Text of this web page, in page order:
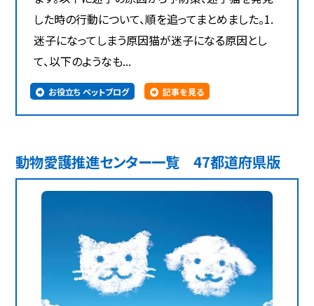
した時の行動について、順を追ってまとめました。1.
迷子になってしまう原因猫が迷子になる原因とし
て、以下のようなも...
お役立ち ペットブログ 記事を見る
動物愛護推進センター一覧 47都道府県版